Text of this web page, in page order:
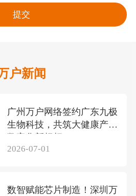
户新闻
广州万户网络签约广东九极
生物科技，共筑大健康产业
2026-07-01
数智赋能芯片制造！深圳万